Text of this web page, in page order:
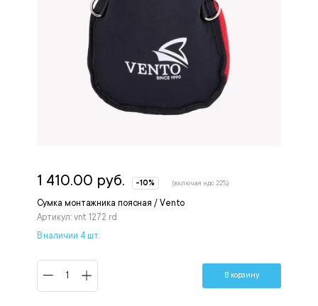
Сумка монтажника поясная / Vento
Артикул: vnt 1272 rd
1 410.00 руб. -10% (включая ндс 22%)
В наличии 4 шт.
В корзину